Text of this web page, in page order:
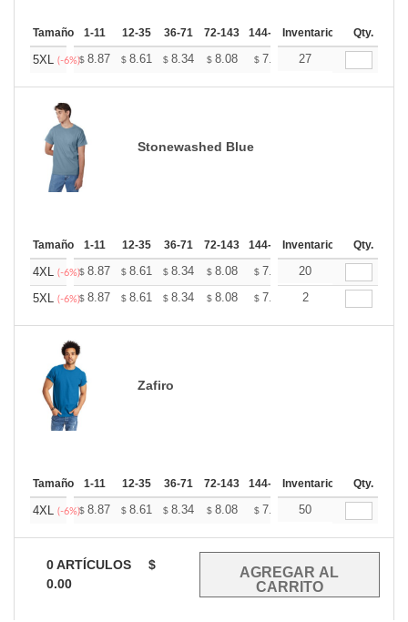
Tamaño 1-11 12-35 36-71 72-143 144-287 288 + Mas
Inventario Qty.
5XL (-6%)$ 8.87 $ 8.61 $ 8.34 $ 8.08 $ 7.82 $7.69
27
Stonewashed Blue
Tamaño 1-11 12-35 36-71 72-143 144-287 288 + Mas
Inventario Qty.
4XL (-6%)$ 8.87 $ 8.61 $ 8.34 $ 8.08 $ 7.82 $7.69
20
5XL (-6%)$ 8.87 $ 8.61 $ 8.34 $ 8.08 $ 7.82 $
2
Zafiro
Tamaño 1-11 12-35 36-71 72-143 144-287 288 + Mas
Inventario Qty.
4XL (-6%)$ 8.87 $ 8.61 $ 8.34 $ 8.08 $ 7.82 $7.69
50
0ARTÍCULOS
$
0.00